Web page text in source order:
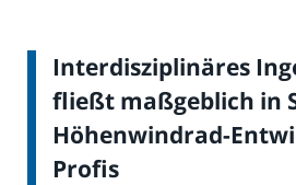
Interdisziplinäres
fließt maßgeblich in
Höhenwindrad-
Profis